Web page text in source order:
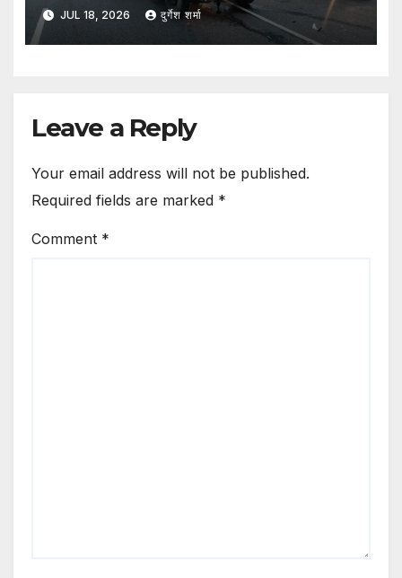
से ट्रैक्टर-ट्रॉली पलटी; दो की मौत, एक गंभीर
घायल
JUL 18, 2026 दुर्गेश शर्मा
Leave a Reply
Your email address will not be published.
Required fields are marked *
Comment *